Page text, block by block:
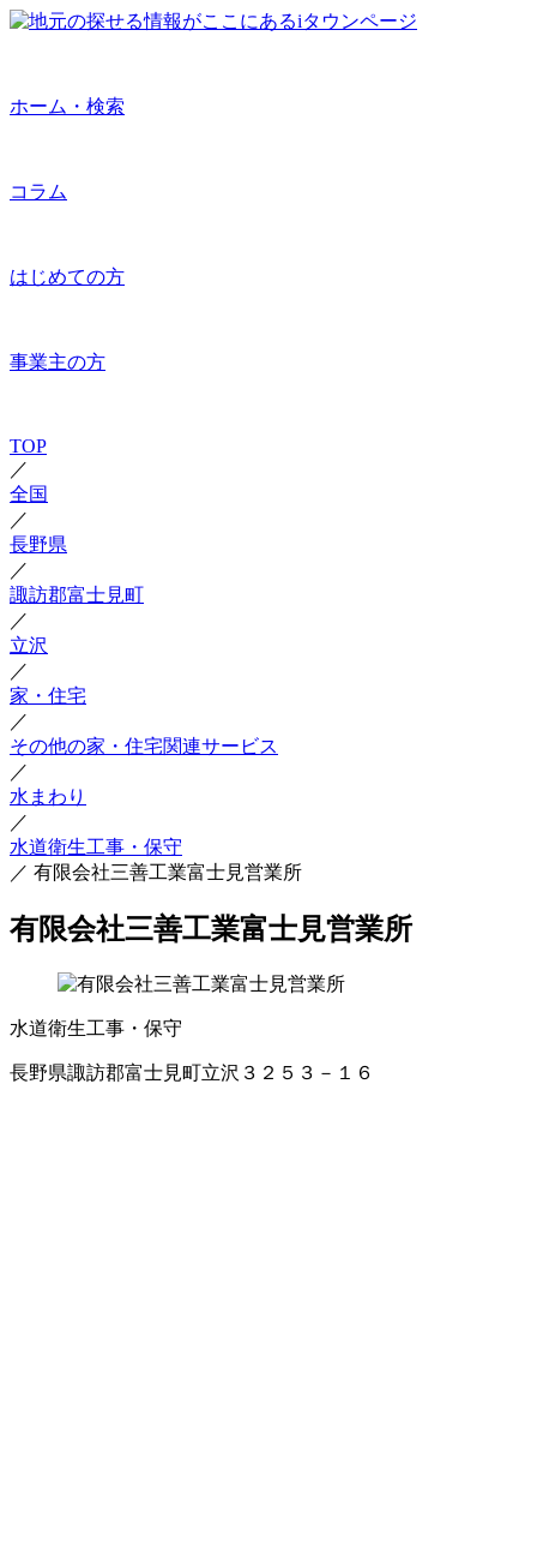
ホーム・検索
コラム
はじめての方
事業主の方
TOP
／
全国
／
長野県
／
諏訪郡富士見町
／
立沢
／
家・住宅
／
その他の家・住宅関連サービス
／
水まわり
／
水道衛生工事・保守
／ 有限会社三善工業富士見営業所
有限会社三善工業富士見営業所
水道衛生工事・保守
長野県諏訪郡富士見町立沢３２５３－１６